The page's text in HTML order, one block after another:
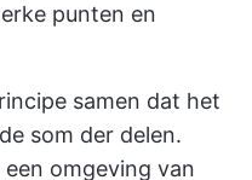
punten en
samen dat het
som der delen.
omgeving van